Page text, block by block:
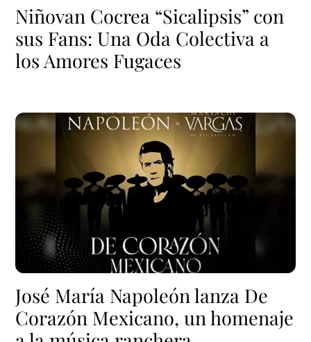
Niñovan Cocrea “Sicalipsis” con
sus Fans: Una Oda Colectiva a
los Amores Fugaces
José María Napoleón lanza De
Corazón Mexicano, un homenaje